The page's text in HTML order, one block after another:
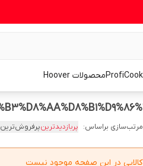
محصولات Hoover
مرتب‌سازی براساس: پربازدیدترینپرفروش‌ترین
کالایی در این صفحه موجود نیست